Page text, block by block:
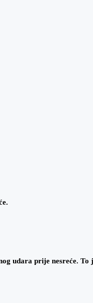
udara prije nesreće.